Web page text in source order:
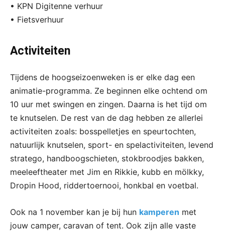
• KPN Digitenne verhuur
• Fietsverhuur
Activiteiten
Tijdens de hoogseizoenweken is er elke dag een
animatie-programma. Ze beginnen elke ochtend om
10 uur met swingen en zingen. Daarna is het tijd om
te knutselen. De rest van de dag hebben ze allerlei
activiteiten zoals: bosspelletjes en speurtochten,
natuurlijk knutselen, sport- en spelactiviteiten, levend
stratego, handboogschieten, stokbroodjes bakken,
meeleeftheater met Jim en Rikkie, kubb en mölkky,
Dropin Hood, riddertoernooi, honkbal en voetbal.
Ook na 1 november kan je bij hun kamperen met
jouw camper, caravan of tent. Ook zijn alle vaste